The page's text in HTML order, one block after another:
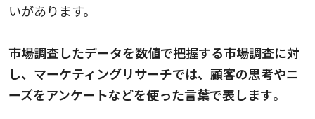
いがあります。
市場調査したデータを数値で把握する市場調査に対
し、マーケティングリサーチでは、顧客の思考やニ
ーズをアンケートなどを使った言葉で表します。